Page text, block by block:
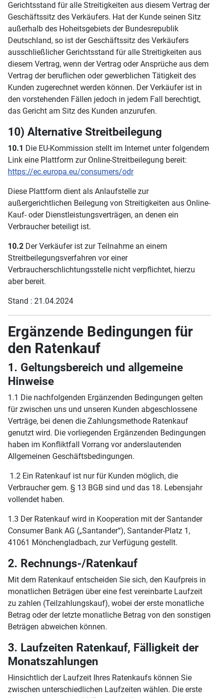
Gerichtsstand für alle Streitigkeiten aus diesem Vertrag der
Geschäftssitz des Verkäufers. Hat der Kunde seinen Sitz
außerhalb des Hoheitsgebiets der Bundesrepublik
Deutschland, so ist der Geschäftssitz des Verkäufers
ausschließlicher Gerichtsstand für alle Streitigkeiten aus
diesem Vertrag, wenn der Vertrag oder Ansprüche aus dem
Vertrag der beruflichen oder gewerblichen Tätigkeit des
Kunden zugerechnet werden können. Der Verkäufer ist in
den vorstehenden Fällen jedoch in jedem Fall berechtigt,
das Gericht am Sitz des Kunden anzurufen.
10) Alternative Streitbeilegung
10.1 Die EU-Kommission stellt im Internet unter folgendem
Link eine Plattform zur Online-Streitbeilegung bereit:
https://ec.europa.eu/consumers/odr
Diese Plattform dient als Anlaufstelle zur
außergerichtlichen Beilegung von Streitigkeiten aus Online-
Kauf- oder Dienstleistungsverträgen, an denen ein
Verbraucher beteiligt ist.
10.2 Der Verkäufer ist zur Teilnahme an einem
Streitbeilegungsverfahren vor einer
Verbraucherschlichtungsstelle nicht verpflichtet, hierzu
aber bereit.
Stand : 21.04.2024
Ergänzende Bedingungen für
den Ratenkauf
1. Geltungsbereich und allgemeine
Hinweise
1.1 Die nachfolgenden Ergänzenden Bedingungen gelten
für zwischen uns und unseren Kunden abgeschlossene
Verträge, bei denen die Zahlungsmethode Ratenkauf
genutzt wird. Die vorliegenden Ergänzenden Bedingungen
haben im Konfliktfall Vorrang vor anderslautenden
Allgemeinen Geschäftsbedingungen.
1.2 Ein Ratenkauf ist nur für Kunden möglich, die
Verbraucher gem. § 13 BGB sind und das 18. Lebensjahr
vollendet haben.
1.3 Der Ratenkauf wird in Kooperation mit der Santander
Consumer Bank AG („Santander“), Santander-Platz 1,
41061 Mönchengladbach, zur Verfügung gestellt.
2. Rechnungs-/Ratenkauf
Mit dem Ratenkauf entscheiden Sie sich, den Kaufpreis in
monatlichen Beträgen über eine fest vereinbarte Laufzeit
zu zahlen (Teilzahlungskauf), wobei der erste monatliche
Betrag oder der letzte monatliche Betrag von den sonstigen
Beträgen abweichen können.
3. Laufzeiten Ratenkauf, Fälligkeit der
Monatszahlungen
Hinsichtlich der Laufzeit Ihres Ratenkaufs können Sie
zwischen unterschiedlichen Laufzeiten wählen. Die erste